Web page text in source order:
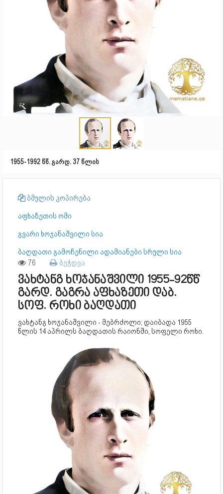
1955-1992 წწ. გარდ. 37 წლის
ბმულის კოპირება
აფხაზეთის ომი
გვარი ხოჯანაშვილი სია
ბაღდათი გამოჩენილი ადამიანები სრული სია
76 ბეჭდვა
ვახტანგ ხოჯანაშვილი 1955-92წწ
გარდ. გაგრა აფხაზეთი დაბ.
სოფ. როხი ბაღდათი
ვახტანგ ხოჯანაშვილი - მებრძოლი; დაიბადა 1955
წლის 14 აპრილს ბაღდათის რაიონში, სოფელი როხი.